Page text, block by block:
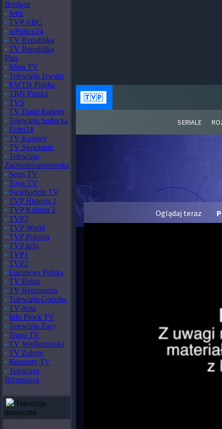
Brzdące
Jetix
TVP ABC
wPolsce24
TV Republika
TV Republika
Plus
Sfera TV
Telewizja Trwam
EWTN Polska
TBN Polska
TVS
TV Dami Radom
Telewizja Sudecka
Echo24
TV Kujawy
TV Słowianin
Telewizja
Zachodniopomorska
Sejm TV
Toya TV
Świebodzin TV
TVP Historia 2
TVP Kultura 2
TVP3
TVP World
TVP Polonia
TVP Info
TVP1
TVP2
Euronews Polska
TV Relax
TV Regionalna
Telewizja Gorzów
TV Asta
Info Płock TV
Telewizja Żary
Truso TV
TV Wielkopolska
TV Zabrze
Remonty TV
Telewizja
Biznesowa
Telewizja
muzyczna